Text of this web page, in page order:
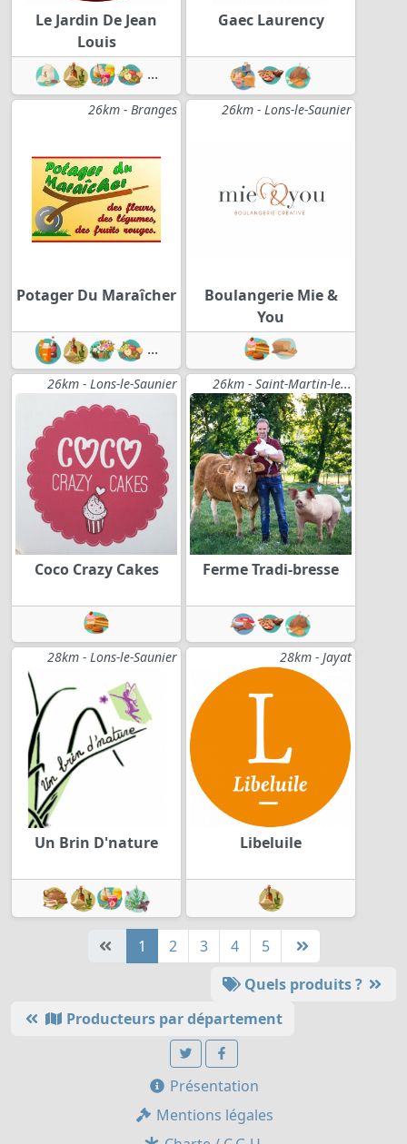
Le Jardin De Jean
Louis
...
Gaec Laurency
26km - Branges
Potager Du Maraîcher
...
26km - Lons-le-Saunier
Boulangerie Mie &
You
26km - Lons-le-Saunier
Coco Crazy Cakes
26km - Saint-Martin-le...
Ferme Tradi-bresse
28km - Lons-le-Saunier
Un Brin D'nature
28km - Jayat
Libeluile
1 2 3 4
5
Quels produits ?
Producteurs par département
Présentation
Mentions légales